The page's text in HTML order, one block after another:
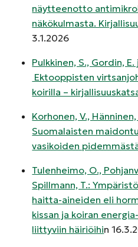
näytteenotto
näkökulmasta.
3.1.2026
Pulkkinen, S., Gordin, E.
Ektooppisten
koirilla –
Korhonen, V.,
Suomalaisten
vasikoiden
Tulenheimo, O.,
Spillmann, T.:
haitta-aineiden eli
kissan ja koiran
liittyviin häiriöihin